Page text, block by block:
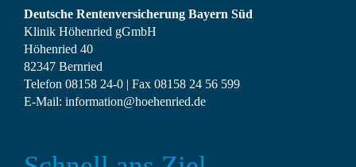
Deutsche Rentenversicherung Bayern Süd
Klinik Höhenried gGmbH
Höhenried 40
82347 Bernried
Telefon 08158 24-0| Fax 08158 24 56 599
E-Mail: information@hoehenried.de